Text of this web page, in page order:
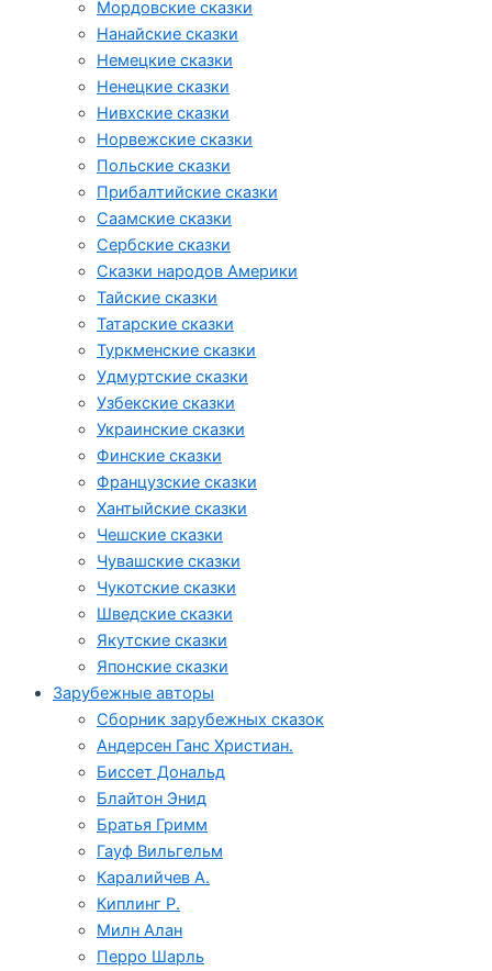
Мордовские сказки
Нанайские сказки
Немецкие сказки
Ненецкие сказки
Нивхские сказки
Норвежские сказки
Польские сказки
Прибалтийские сказки
Cаамские сказки
Сербские сказки
Сказки народов Америки
Тайские сказки
Татарские сказки
Туркменские сказки
Удмуртские сказки
Узбекские сказки
Украинские сказки
Финские сказки
Французские сказки
Хантыйские сказки
Чешские сказки
Чувашские сказки
Чукотские сказки
Шведские сказки
Якутские сказки
Японские сказки
Зарубежные авторы
Сборник зарубежных сказок
Андерсен Ганс Христиан.
Биссет Дональд
Блайтон Энид
Братья Гримм
Гауф Вильгельм
Каралийчев А.
Киплинг Р.
Милн Алан
Перро Шарль